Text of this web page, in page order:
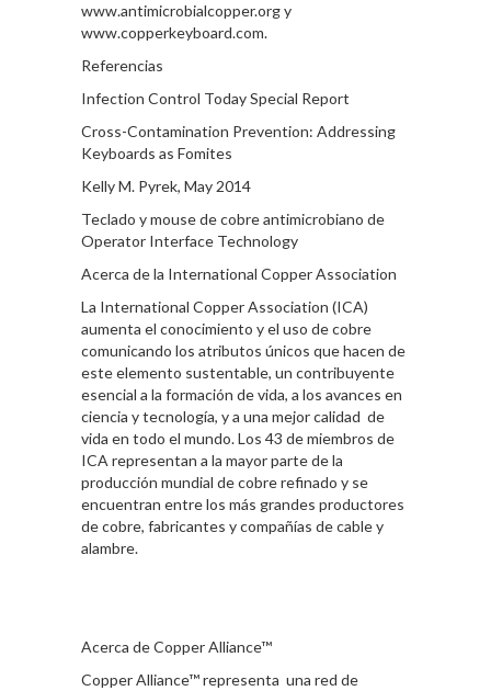
www.antimicrobialcopper.org y
www.copperkeyboard.com.
Referencias
Infection Control Today Special Report
Cross-Contamination Prevention: Addressing
Keyboards as Fomites
Kelly M. Pyrek, May 2014
Teclado y mouse de cobre antimicrobiano de
Operator Interface Technology
Acerca de la International Copper Association
La International Copper Association (ICA)
aumenta el conocimiento y el uso de cobre
comunicando los atributos únicos que hacen de
este elemento sustentable, un contribuyente
esencial a la formación de vida, a los avances en
ciencia y tecnología, y a una mejor calidad de
vida en todo el mundo. Los 43 de miembros de
ICA representan a la mayor parte de la
producción mundial de cobre refinado y se
encuentran entre los más grandes productores
de cobre, fabricantes y compañías de cable y
alambre.
Acerca de Copper Alliance™
Copper Alliance™ representa una red de